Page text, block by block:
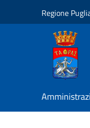
Regione